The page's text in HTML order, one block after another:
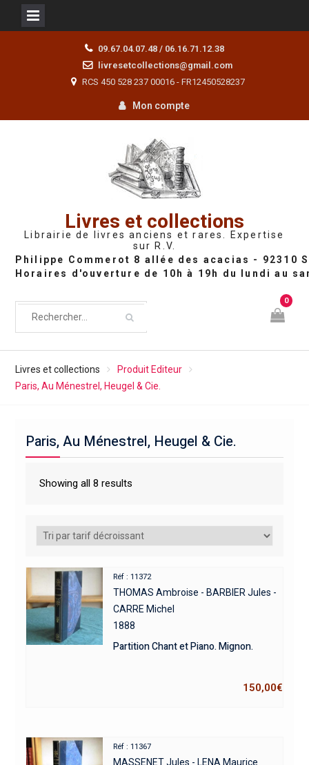
09.67.04.07.48 / 06.16.71.12.38
livresetcollections@gmail.com
RCS 450 528 237 00016 - FR12450528237
Mon compte
Livres et collections
Librairie de livres anciens et rares. Expertise
sur R.V.
0
Livres et collections
Produit Editeur
Paris, Au Ménestrel, Heugel & Cie.
Paris, Au Ménestrel, Heugel & Cie.
Showing all 8 results
Réf : 11372
THOMAS Ambroise - BARBIER Jules -
CARRE Michel
1888
Partition Chant et Piano. Mignon.
150,00€
Réf : 11367
MASSENET Jules - LENA Maurice